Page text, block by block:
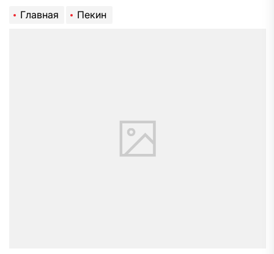
Главная Пекин